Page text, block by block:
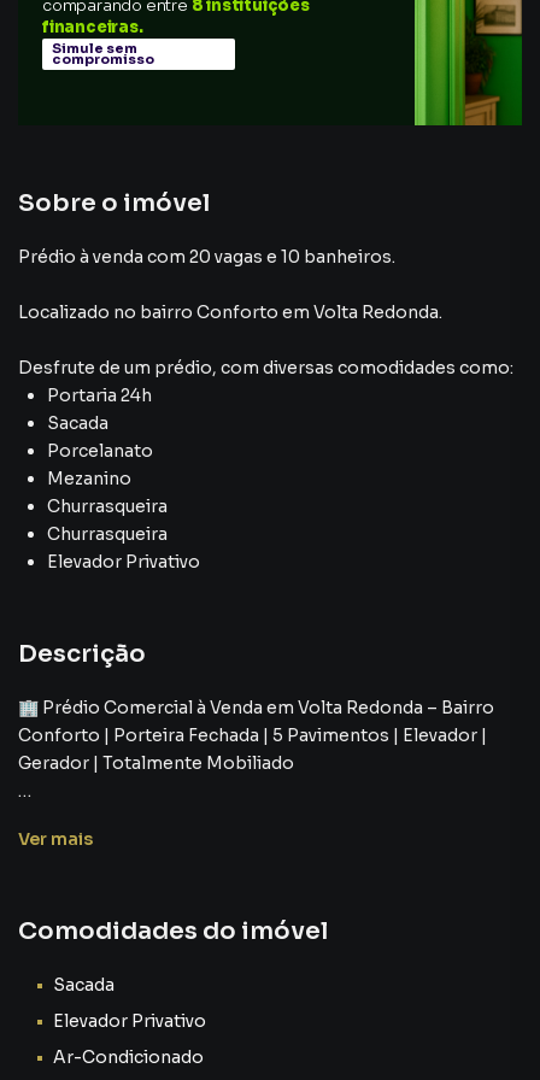
comparando entre 8 instituições
financeiras.
Simule sem
compromisso
Sobre o imóvel
Prédio à venda com 20 vagas e 10 banheiros.
Localizado no bairro Conforto em Volta Redonda.
Desfrute de um prédio, com diversas comodidades como:
Portaria 24h
Sacada
Porcelanato
Mezanino
Churrasqueira
Churrasqueira
Elevador Privativo
Descrição
🏢 Prédio Comercial à Venda em Volta Redonda – Bairro
Conforto | Porteira Fechada | 5 Pavimentos | Elevador |
Gerador | Totalmente Mobiliado
Redonda, no Bairro Conforto, com elevador,
oportunidade perfeita para investir com segurança,
Imagine adquirir um prédio moderno, pronto para
industrial de alto padrão, auditório, área gourmet e centro
Ver mais
Comodidades do imóvel
Sacada
Elevador Privativo
Ar-Condicionado